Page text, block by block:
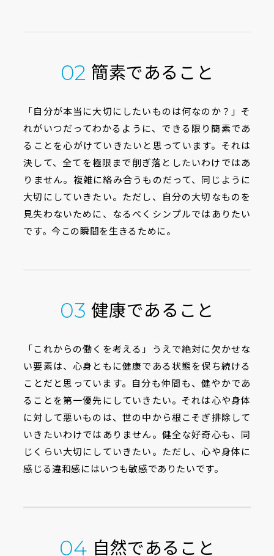
02 簡素であること
「自分が本当に大切にしたいものは何なのか？」そ
れがいつだってわかるように、できる限り簡素であ
ることを心がけていきたいと思っています。それは
決して、全てを極限まで削ぎ落としたいわけではあ
りません。複雑に絡み合うものだって、同じように
大切にしていきたい。ただし、自分の大切なものを
見失わないために、なるべくシンプルではありたい
です。今この瞬間を生きるために。
03 健康であること
「これからの働くを考える」うえで絶対に欠かせな
い要素は、心身ともに健康である状態を保ち続ける
ことだと思っています。自分も仲間も、健やかであ
ることを第一優先にしていきたい。それは心や身体
に対して悪いものは、世の中から根こそぎ排除して
いきたいわけではありません。健全な好奇心も、同
じくらい大切にしていきたい。ただし、心や身体に
感じる違和感にはいつも敏感でありたいです。
04 自然であること